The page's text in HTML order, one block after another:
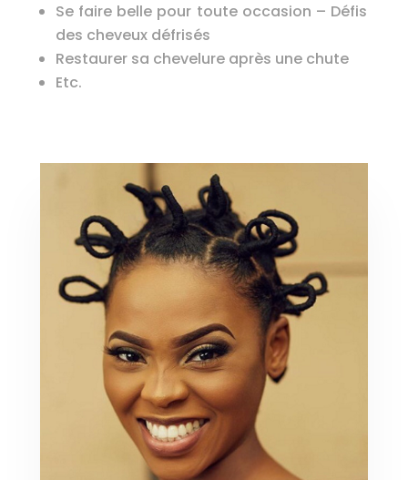
Se faire belle pour toute occasion – Défis
des cheveux défrisés
Restaurer sa chevelure après une chute
Etc.